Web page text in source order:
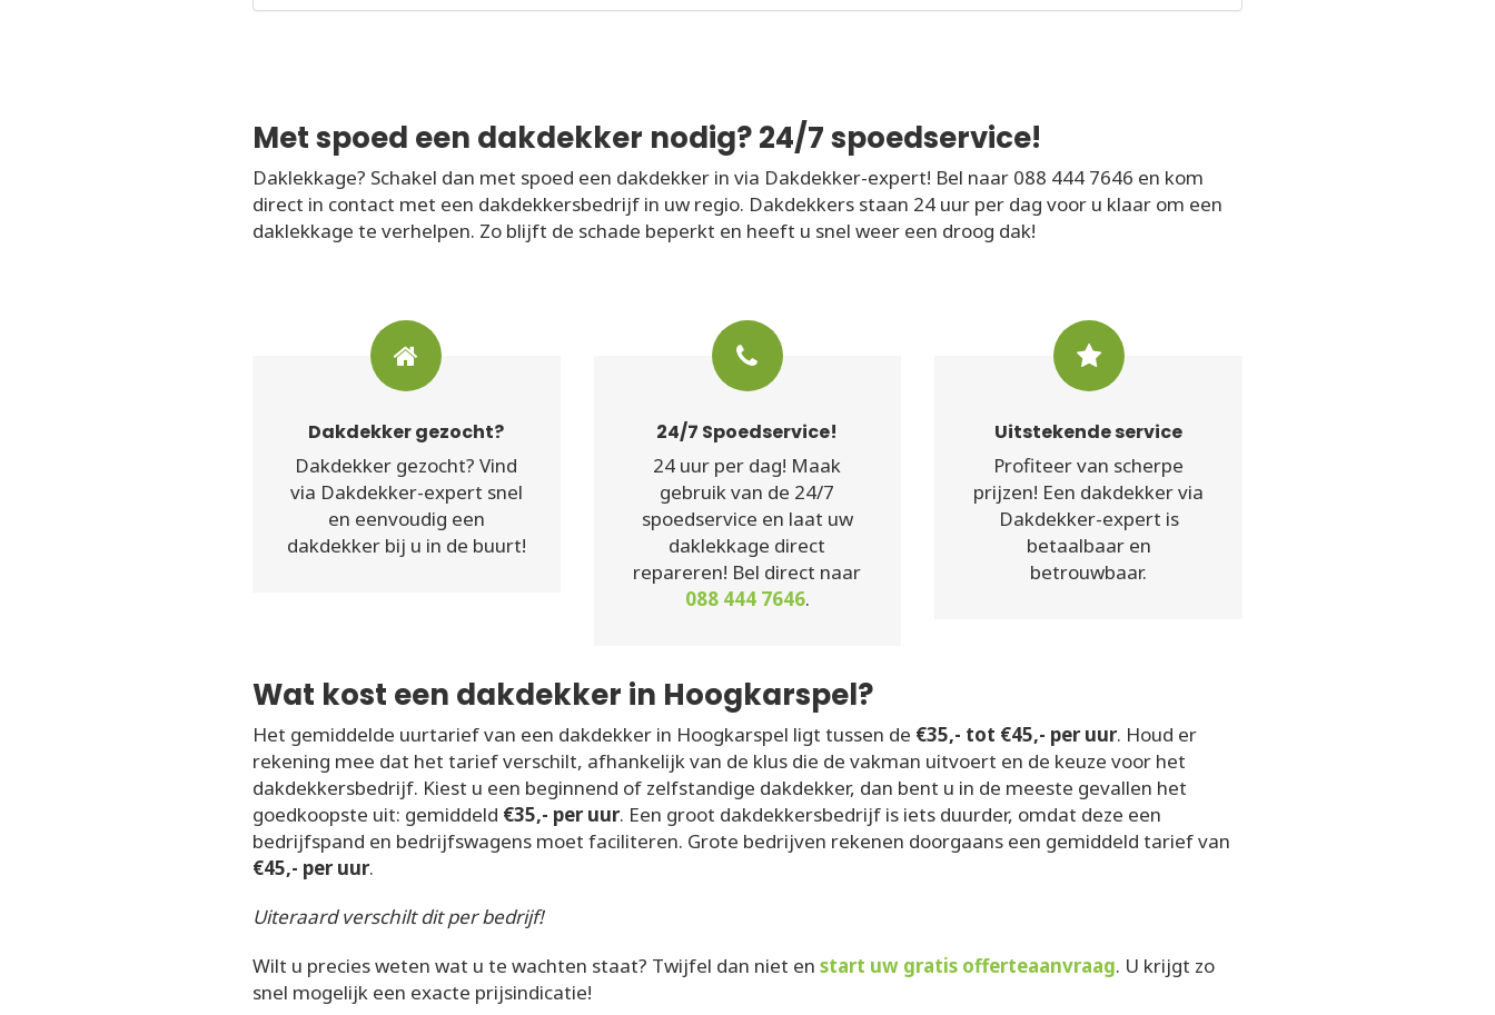
Met spoed een dakdekker nodig? 24/7 spoedservice!
Daklekkage? Schakel dan met spoed een dakdekker in via Dakdekker-expert! Bel naar 088 444 7646 en kom
direct in contact met een dakdekkersbedrijf in uw regio. Dakdekkers staan 24 uur per dag voor u klaar om een
daklekkage te verhelpen. Zo blijft de schade beperkt en heeft u snel weer een droog dak!
Dakdekker gezocht?
Dakdekker gezocht? Vind
via Dakdekker-expert snel
en eenvoudig een
dakdekker bij u in de buurt!
24/7 Spoedservice!
24 uur per dag! Maak
gebruik van de 24/7
spoedservice en laat uw
daklekkage direct
repareren! Bel direct naar
088 444 7646.
Uitstekende service
Profiteer van scherpe
prijzen! Een dakdekker via
Dakdekker-expert is
betaalbaar en
betrouwbaar.
Wat kost een dakdekker in Hoogkarspel?
Het gemiddelde uurtarief van een dakdekker in Hoogkarspel ligt tussen de €35,- tot €45,- per uur. Houd er
rekening mee dat het tarief verschilt, afhankelijk van de klus die de vakman uitvoert en de keuze voor het
dakdekkersbedrijf. Kiest u een beginnend of zelfstandige dakdekker, dan bent u in de meeste gevallen het
goedkoopste uit: gemiddeld €35,- per uur. Een groot dakdekkersbedrijf is iets duurder, omdat deze een
bedrijfspand en bedrijfswagens moet faciliteren. Grote bedrijven rekenen doorgaans een gemiddeld tarief van
€45,- per uur.
Uiteraard verschilt dit per bedrijf!
Wilt u precies weten wat u te wachten staat? Twijfel dan niet en start uw gratis offerteaanvraag. U krijgt zo
snel mogelijk een exacte prijsindicatie!